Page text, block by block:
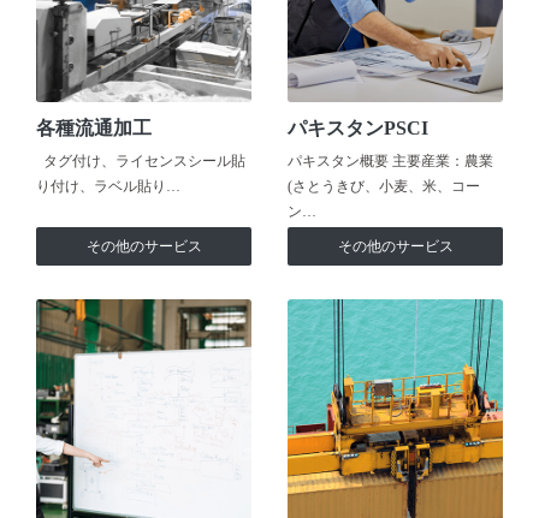
各種流通加工
タグ付け、ライセンスシール貼
り付け、ラベル貼り…
その他のサービス
パキスタンPSCI
パキスタン概要 主要産業：農業
(さとうきび、小麦、米、コー
ン…
その他のサービス